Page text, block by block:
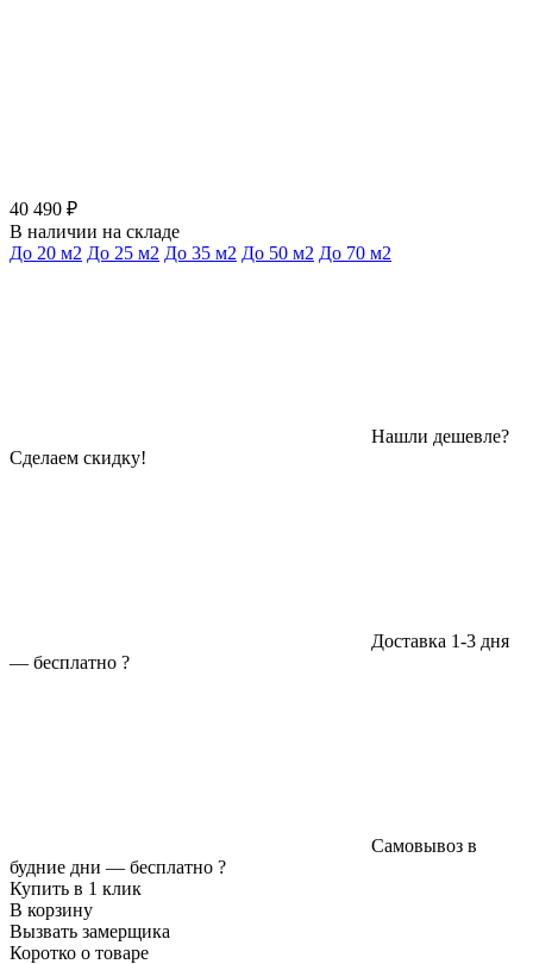
40 490 ₽
В наличии на складе
До 20 м2 До 25 м2 До 35 м2 До 50 м2 До 70 м2
Нашли дешевле?
Сделаем скидку!
Доставка 1-3 дня
— бесплатно ?
Самовывоз в
будние дни — бесплатно ?
Купить в 1 клик
В корзину
Вызвать замерщика
Коротко о товаре